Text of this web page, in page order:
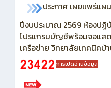
ประกาศ เผยแพร่แผ
ปีงบประมาณ 2569 ห้องปฏิ
โปรแกรมบัญชีพร้อมจอแส
เครือข่าย วิทยาลัยเทคนิคบ้
การเปิดอ่านข้อมูล